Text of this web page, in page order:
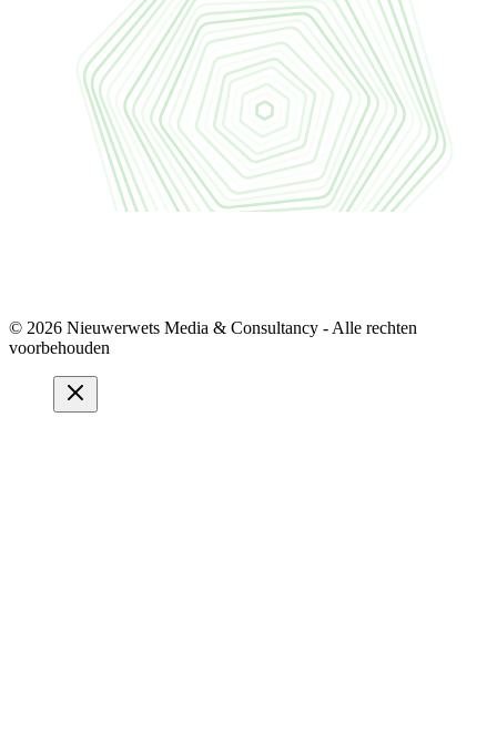
© 2026 Nieuwerwets Media & Consultancy - Alle rechten
voorbehouden